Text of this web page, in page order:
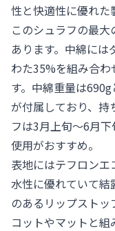
性と快適性に優れた
このシュラフの最
あります。中綿に
わた35%を組み合
す。中綿重量は
が付属しており、持
フは3月上旬〜6月
使用がおすすめ。
表地にはテフロンエ
水性に優れていて
のあるリップストッ
コットやマットと